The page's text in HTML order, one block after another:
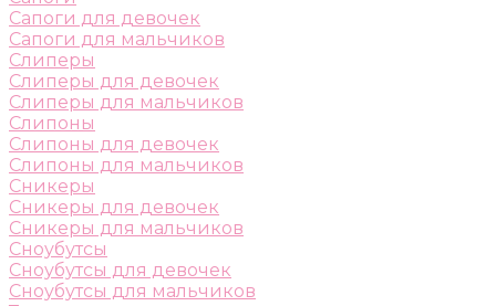
Сапоги для девочек
Сапоги для мальчиков
Слиперы
Слиперы для девочек
Слиперы для мальчиков
Слипоны
Слипоны для девочек
Слипоны для мальчиков
Сникеры
Сникеры для девочек
Сникеры для мальчиков
Сноубутсы
Сноубутсы для девочек
Сноубутсы для мальчиков